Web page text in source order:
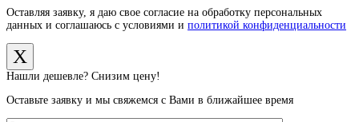
Оставляя заявку, я даю свое согласие на обработку персональных
данных и соглашаюсь с условиями и политикой конфиденциальности
X
Нашли дешевле? Снизим цену!
Оставьте заявку и мы свяжемся с Вами в ближайшее время